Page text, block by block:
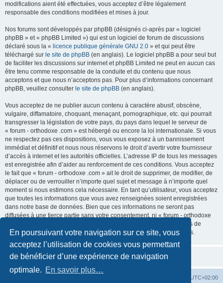
En poursuivant votre navigation sur ce site, vous
acceptez l’utilisation de cookies vous permettant
de bénéficier d’une expérience de navigation
optimale. En savoir plus…
modifications aient été effectuées, vous acceptez d’être légalement
responsable des conditions modifiées et mises à jour.
Nos forums sont développés par phpBB (désignés ci-après par « logiciel
phpBB » et « phpBB Limited ») qui est un logiciel de forum de discussions
déclaré sous la « licence publique générale GNU 2.0 » et qui peut être
téléchargé sur le site de phpBB (en anglais). Le logiciel phpBB a pour seul but
de faciliter les discussions sur internet et phpBB Limited ne peut en aucun cas
être tenu comme responsable de la conduite et du contenu que nous
acceptons et que nous n’acceptons pas. Pour plus d’informations concernant
phpBB, veuillez consulter le site de phpBB (en anglais).
Vous acceptez de ne publier aucun contenu à caractère abusif, obscène,
vulgaire, diffamatoire, choquant, menaçant, pornographique, etc. qui pourrait
transgresser la législation de votre pays, du pays dans lequel le serveur de
« forum - orthodoxe .com » est hébergé ou encore la loi internationale. Si vous
ne respectez pas ces dispositions, vous vous exposez à un bannissement
immédiat et définitif et nous nous réservons le droit d’avertir votre fournisseur
d’accès à internet et les autorités officielles. L’adresse IP de tous les messages
est enregistrée afin d’aider au renforcement de ces conditions. Vous acceptez
le fait que « forum - orthodoxe .com » ait le droit de supprimer, de modifier, de
déplacer ou de verrouiller n’importe quel sujet et message à n’importe quel
moment si nous estimons cela nécessaire. En tant qu’utilisateur, vous acceptez
que toutes les informations que vous avez renseignées soient enregistrées
dans notre base de données. Bien que ces informations ne seront pas
diffusées à une tierce partie sans votre consentement, ni « forum - orthodoxe
.com », ni phpBB, ne pourront être tenus comme responsables en cas de
tentative de piratage informatique visant à compromettre vos données.
UTC+02:00